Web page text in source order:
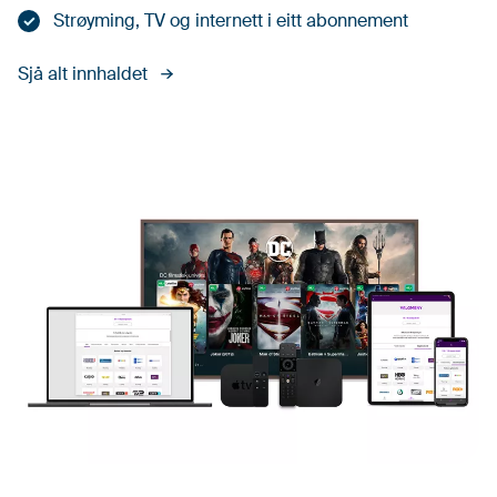
Strøyming, TV og internett i eitt abonnement
Sjå alt innhaldet